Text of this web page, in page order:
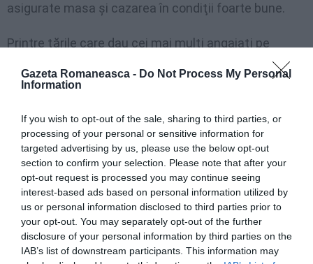
Gazeta Romaneasca - Do Not Process My Personal
Information
If you wish to opt-out of the sale, sharing to third parties, or
processing of your personal or sensitive information for
targeted advertising by us, please use the below opt-out
section to confirm your selection. Please note that after your
opt-out request is processed you may continue seeing
interest-based ads based on personal information utilized by
us or personal information disclosed to third parties prior to
your opt-out. You may separately opt-out of the further
disclosure of your personal information by third parties on the
IAB’s list of downstream participants. This information may
asigurate masa şi cazarea în condiţii foarte bune.
Printre ţările care dau cei mai mulţi angajaţi pe
Serbia, Portugalia, Thailanda, Costa Rica şi Bulgaria”,
Potrivit reprezentanţilor Perfect Tour, croazierele
sunt produsul turistic cu cea mai mare rată de
creştere în ultimii trei ani, urcând rapid în preferinţele
de vacanţă ale românilor.
Viaţa pe mări şi oceane